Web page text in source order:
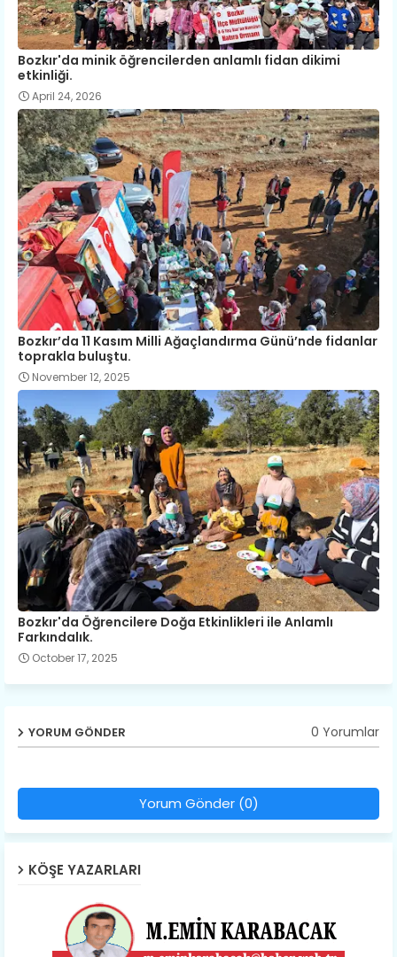
Bozkır'da minik öğrencilerden anlamlı fidan dikimi
etkinliği.
April 24, 2026
Bozkır’da 11 Kasım Milli Ağaçlandırma Günü’nde fidanlar
toprakla buluştu.
November 12, 2025
Bozkır'da Öğrencilere Doğa Etkinlikleri ile Anlamlı
Farkındalık.
October 17, 2025
YORUM GÖNDER 0 Yorumlar
Yorum Gönder (0)
KÖŞE YAZARLARI